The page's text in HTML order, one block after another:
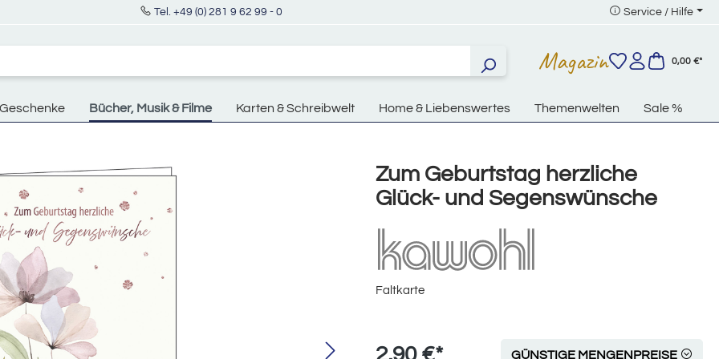
Tel. +49 (0) 281 9 62 99 - 0 Service / Hilfe
Magazin 0,00 €*
Geschenke Bücher, Musik & Filme Karten & Schreibwelt Home & Liebenswertes Themenwelten Sale %
Zum Geburtstag herzliche
Glück- und Segenswünsche
Faltkarte
GÜNSTIGE MENGENPREISE